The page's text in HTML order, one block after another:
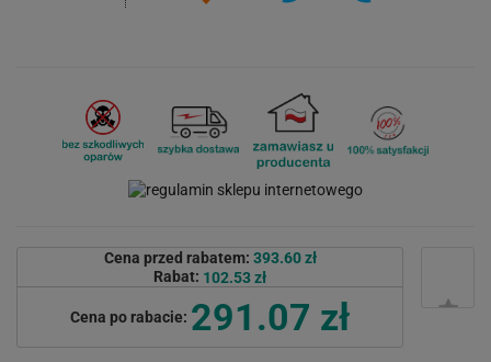
Cena przed rabatem: 393.60 zł
Rabat: 102.53 zł
Cena po rabacie: 291.07 zł